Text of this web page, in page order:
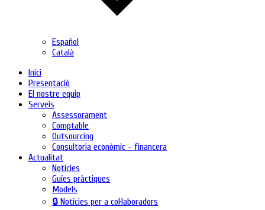
Español
Català
Inici
Presentació
El nostre equip
Serveis
Assessorament
Comptable
Outsourcing
Consultoria econòmic - financera
Actualitat
Notícies
Guíes pràctiques
Models
🔒 Notícies per a col·laboradors